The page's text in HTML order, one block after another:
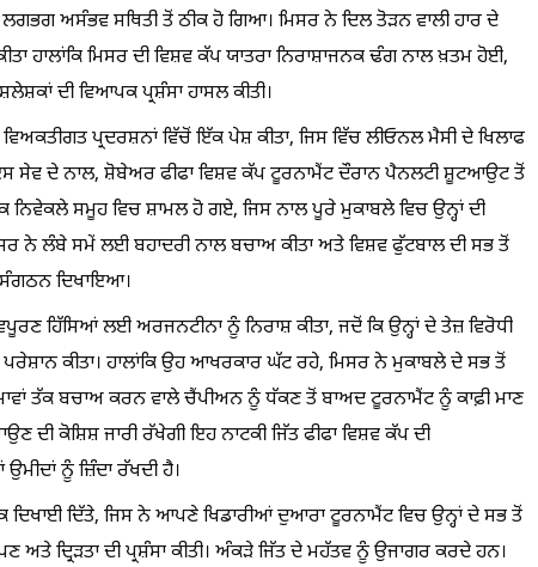
ਅਸੰਭਵ ਸਥਿਤੀ ਤੋਂ ਠੀਕ ਹੋ ਗਿਆ। ਮਿਸਰ ਨੇ ਦਿਲ ਤੋੜਨ ਵਾਲੀ ਹਾਰ ਦੇ
ਹਾਲਾਂਕਿ ਮਿਸਰ ਦੀ ਵਿਸ਼ਵ ਕੱਪ ਯਾਤਰਾ ਨਿਰਾਸ਼ਾਜਨਕ ਢੰਗ ਨਾਲ ਖ਼ਤਮ ਹੋਈ,
ਦੀ ਵਿਆਪਕ ਪ੍ਰਸ਼ੰਸਾ ਹਾਸਲ ਕੀਤੀ।
ਪ੍ਰਦਰਸ਼ਨਾਂ ਵਿੱਚੋਂ ਇੱਕ ਪੇਸ਼ ਕੀਤਾ, ਜਿਸ ਵਿੱਚ ਲੀਓਨਲ ਮੈਸੀ ਦੇ ਖਿਲਾਫ
ਸੇਵ ਦੇ ਨਾਲ, ਸ਼ੋਬੇਅਰ ਫੀਫਾ ਵਿਸ਼ਵ ਕੱਪ ਟੂਰਨਾਮੈਂਟ ਦੌਰਾਨ ਪੈਨਲਟੀ ਸ਼ੂਟਆਉਟ ਤੋਂ
ਸਮੂਹ ਵਿਚ ਸ਼ਾਮਲ ਹੋ ਗਏ, ਜਿਸ ਨਾਲ ਪੂਰੇ ਮੁਕਾਬਲੇ ਵਿਚ ਉਨ੍ਹਾਂ ਦੀ
ਨੇ ਲੰਬੇ ਸਮੇਂ ਲਈ ਬਹਾਦਰੀ ਨਾਲ ਬਚਾਅ ਕੀਤਾ ਅਤੇ ਵਿਸ਼ਵ ਫੁੱਟਬਾਲ ਦੀ ਸਭ ਤੋਂ
ਸੰਗਠਨ ਦਿਖਾਇਆ।
ਹਿੱਸਿਆਂ ਲਈ ਅਰਜਨਟੀਨਾ ਨੂੰ ਨਿਰਾਸ਼ ਕੀਤਾ, ਜਦੋਂ ਕਿ ਉਨ੍ਹਾਂ ਦੇ ਤੇਜ਼ ਵਿਰੋਧੀ
ਕੀਤਾ। ਹਾਲਾਂਕਿ ਉਹ ਆਖਰਕਾਰ ਘੱਟ ਰਹੇ, ਮਿਸਰ ਨੇ ਮੁਕਾਬਲੇ ਦੇ ਸਭ ਤੋਂ
ਤੱਕ ਬਚਾਅ ਕਰਨ ਵਾਲੇ ਚੈਂਪੀਅਨ ਨੂੰ ਧੱਕਣ ਤੋਂ ਬਾਅਦ ਟੂਰਨਾਮੈਂਟ ਨੂੰ ਕਾਫ਼ੀ ਮਾਣ
ਦੀ ਕੋਸ਼ਿਸ਼ ਜਾਰੀ ਰੱਖੇਗੀ ਇਹ ਨਾਟਕੀ ਜਿੱਤ ਫੀਫਾ ਵਿਸ਼ਵ ਕੱਪ ਦੀ
ਨੂੰ ਜ਼ਿੰਦਾ ਰੱਖਦੀ ਹੈ।
ਦਿੱਤੇ, ਜਿਸ ਨੇ ਆਪਣੇ ਖਿਡਾਰੀਆਂ ਦੁਆਰਾ ਟੂਰਨਾਮੈਂਟ ਵਿਚ ਉਨ੍ਹਾਂ ਦੇ ਸਭ ਤੋਂ
ਦ੍ਰਿੜਤਾ ਦੀ ਪ੍ਰਸ਼ੰਸਾ ਕੀਤੀ। ਅੰਕੜੇ ਜਿੱਤ ਦੇ ਮਹੱਤਵ ਨੂੰ ਉਜਾਗਰ ਕਰਦੇ ਹਨ।